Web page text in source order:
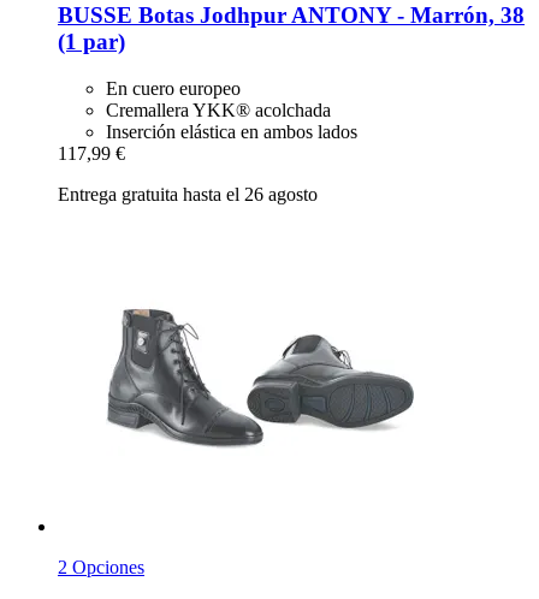
BUSSE Botas Jodhpur ANTONY -​ Marrón, 38
(1 par)
En cuero europeo
Cremallera YKK® acolchada
Inserción elástica en ambos lados
117,99 €
Entrega gratuita hasta el 26 agosto
2 Opciones